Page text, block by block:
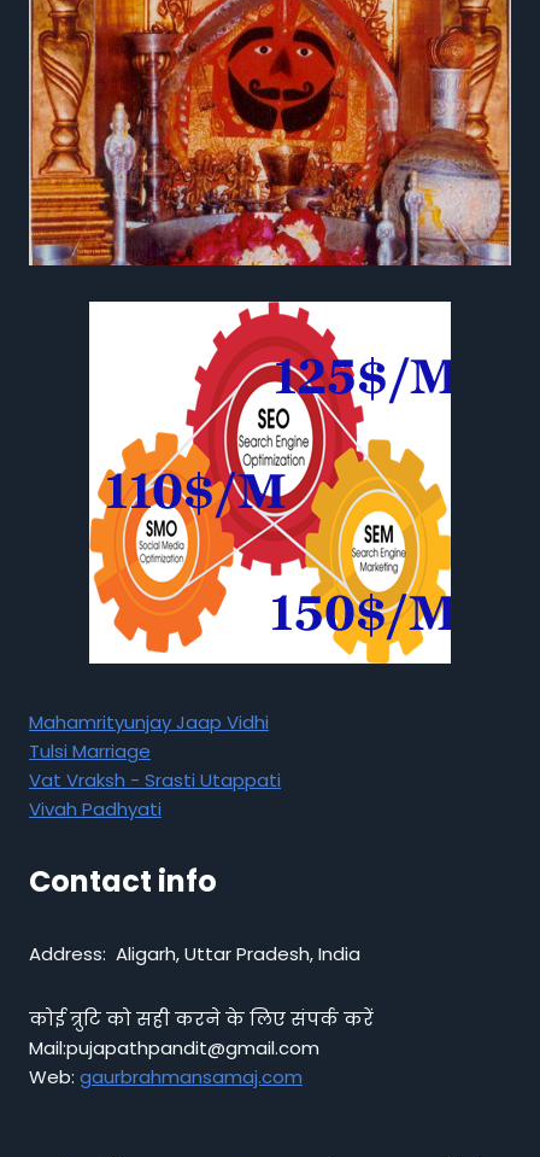
Mahamrityunjay Jaap Vidhi
Tulsi Marriage
Vat Vraksh - Srasti Utappati
Vivah Padhyati
Contact info
Address: Aligarh, Uttar Pradesh, India
कोई त्रुटि को सही करने के लिए संपर्क करें
Mail:pujapathpandit@gmail.com
Web: gaurbrahmansamaj.com